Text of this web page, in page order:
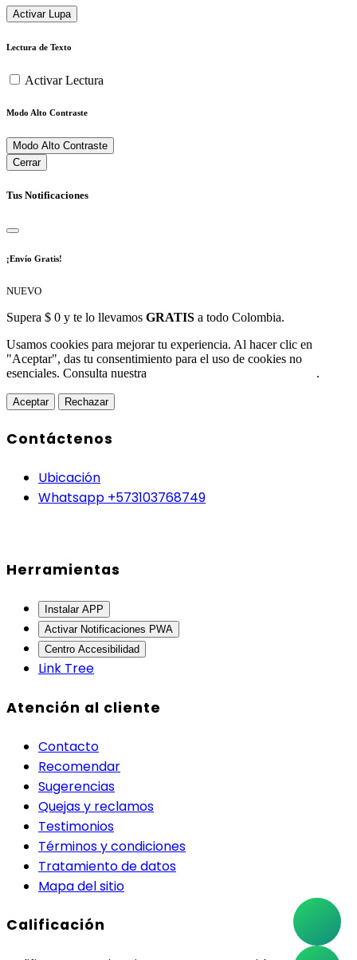
Activar Lupa
Lectura de Texto
Activar Lectura
Modo Alto Contraste
Modo Alto Contraste
Cerrar
Tus Notificaciones
¡Envío Gratis!
NUEVO
Supera $ 0 y te lo llevamos GRATIS a todo Colombia.
Usamos cookies para mejorar tu experiencia. Al hacer clic en
"Aceptar", das tu consentimiento para el uso de cookies no
esenciales. Consulta nuestra
.
Aceptar Rechazar
Contáctenos
Ubicación
Whatsapp +573103768749
Herramientas
Instalar APP
Activar Notificaciones PWA
Centro Accesibilidad
Link Tree
Atención al cliente
Contacto
Recomendar
Sugerencias
Quejas y reclamos
Testimonios
Términos y condiciones
Tratamiento de datos
Mapa del sitio
Calificación